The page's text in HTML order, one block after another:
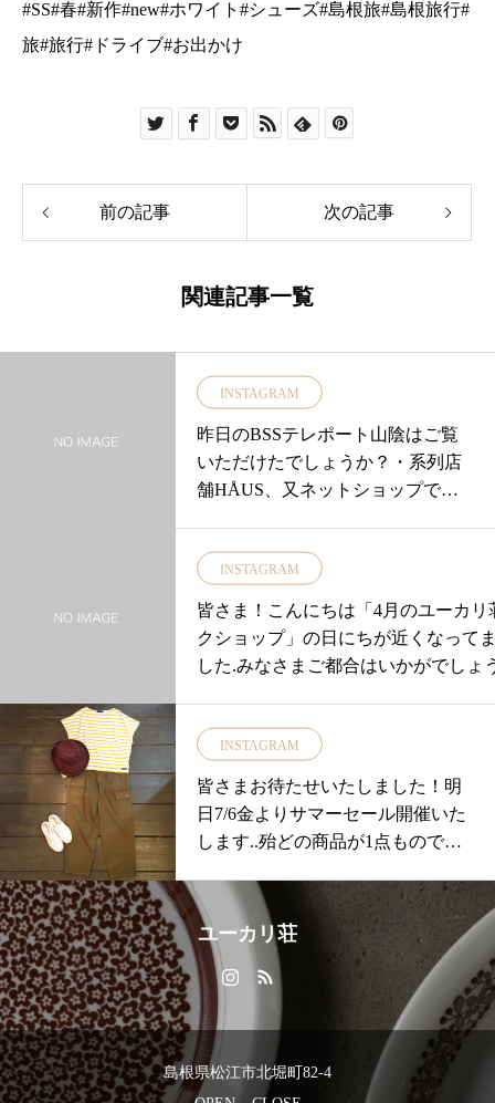
前の記事 次の記事
関連記事一覧
INSTAGRAM
昨日のBSSテレポート山陰はご覧
いただけたでしょうか？・系列店
舗HÅUS、又ネットショップでも
スク」・【ユーカリ荘でもご用意
しておりますよ♡】・お勧めポイ
ントは↓↓①接触冷感マスクで夏に
も涼しく・②表生地はテフロン加
糸デオセルを使用しスーパーナノ
テク技術で防臭加工を施しており
ます！・③裏側ニットがモダール
生地で肌に優しく伸縮性があり顔
にフィットしますハンドメイドの
立体マスクで息苦しくなくお使い
いただけます複数回洗っても使用
可能なのでいつでも清潔にお使い
いただけます・小さめ…縦14.5㎝
横20㎝普通……縦15.0㎝ 横22㎝※
ハンドメイドのため多少の個体差
がこまざいます。ご了承くださ
い。・・….. ….. ….. ….. ….. …..
….. ….. ….. ….. ….. …..またユーカ
リで一番人気の当店オリジナルの
INSTAGRAM
皆さま！こんにちは「4月のユーカリ
クショップ」の日にちが近くなって
した.みなさまご都合はいかがでしょ
を。。。.いつも人気のワークショッ
プ。。。お早めにご予約くださいま
日時 4/20(土) ①11:00~ 空きあり②14:00~ 空き
あり4/21(日) ①11:00~ 空きあり②14:00~ 満員.
付）.以前のレッスンで作られたリー
使用も可能ですリース代(700円)差し
すのでご希望の方はご持参ください
合わせ ご不明点は担当者 ながしま
44までご連絡いただきますようお願
げます！.皆様のご参加おまちしてお
♡..
INSTAGRAM
皆さまお待たせいたしました！明
日7/6金よりサマーセール開催いた
します..殆どの商品が1点ものです
せ！.▼一部、SALE除外品がござ
います▼ご了承くださいませ！..本
日は18時まで営業中明日も11:00よ
り皆さまのご来店おまちしており
ます♡.#松江#島根#ユーカリ荘#yu
karisou#古民家#セレクトショップ#
雑貨#雑貨屋#サマーセール#summe
rsale#セール#SALE#2018ss#お買い
ユーカリ荘
島根県松江市北堀町82-4